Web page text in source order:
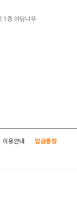
1층 아담나무
이용안내 입금통장